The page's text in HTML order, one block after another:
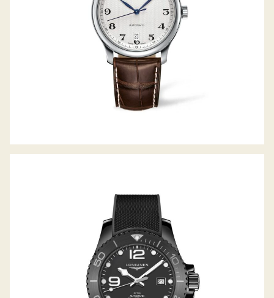
HYDROCONQUEST